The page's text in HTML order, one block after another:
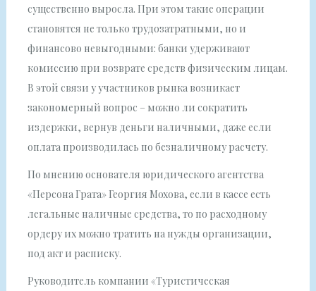
существенно выросла. При этом такие операции
становятся не только трудозатратными, но и
финансово невыгодными: банки удерживают
комиссию при возврате средств физическим лицам.
В этой связи у участников рынка возникает
закономерный вопрос – можно ли сократить
издержки, вернув деньги наличными, даже если
оплата производилась по безналичному расчету.
По мнению основателя юридического агентства
«Персона Грата» Георгия Мохова, если в кассе есть
легальные наличные средства, то по расходному
ордеру их можно тратить на нужды организации,
под акт и расписку.
Руководитель компании «Туристическая